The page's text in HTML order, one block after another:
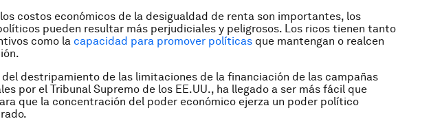
costos económicos de la desigualdad de renta son importantes, los
pueden resultar más perjudiciales y peligrosos. Los ricos tienen tanto
como la capacidad para promover políticas que mantengan o realcen
del destripamiento de las limitaciones de la financiación de las campañas
por el Tribunal Supremo de los EE.UU., ha llegado a ser más fácil que
que la concentración del poder económico ejerza un poder político